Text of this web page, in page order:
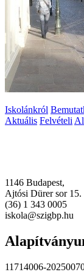
Iskolánkról
Aktuális Felvételi
1146 Budapest,
Ajtósi Dürer sor 15.
(36) 1 343 0005
iskola@szigbp.hu
11714006-